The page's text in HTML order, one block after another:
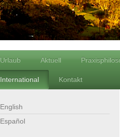
Urlaub Aktuell
International Kontakt
English
Español